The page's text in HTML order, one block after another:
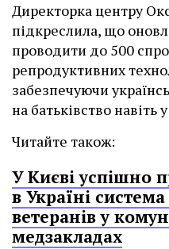
Директорка центру
підкреслила, що
проводити до 500
репродуктивних
забезпечуючи
на батьківство
Читайте також:
У Києві успішно
в Україні
ветеранів у
медзакладах